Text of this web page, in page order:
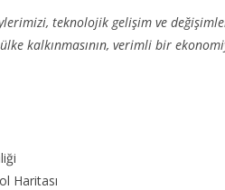
teknolojik gelişim ve
kalkınmasının, verimli bir
Haritası